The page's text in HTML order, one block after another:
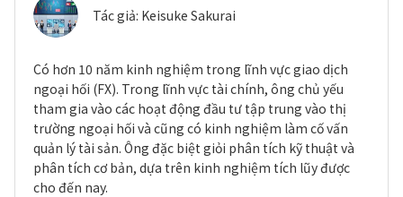
Tác giả: Keisuke Sakurai
Có hơn 10 năm kinh nghiệm trong lĩnh vực giao dịch
ngoại hối (FX). Trong lĩnh vực tài chính, ông chủ yếu
tham gia vào các hoạt động đầu tư tập trung vào thị
trường ngoại hối và cũng có kinh nghiệm làm cố vấn
quản lý tài sản. Ông đặc biệt giỏi phân tích kỹ thuật và
phân tích cơ bản, dựa trên kinh nghiệm tích lũy được
cho đến nay.